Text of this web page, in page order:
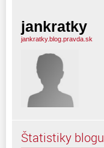
jankratky
jankratky.blog.pravda.sk
Štatistiky blogu